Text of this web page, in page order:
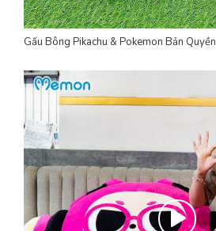
Gấu Bông Pikachu & Pokemon Bản Quyền